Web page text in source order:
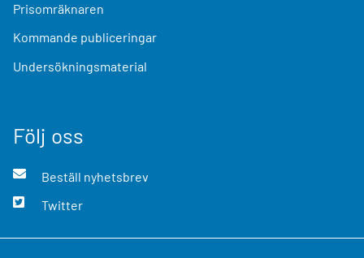
Prisomräknaren
Kommande publiceringar
Undersökningsmaterial
Följ oss
Beställ nyhetsbrev
Twitter